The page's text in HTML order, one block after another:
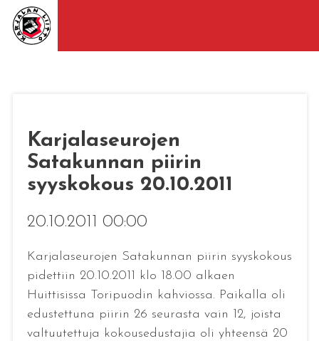
Karjalaseurojen
Satakunnan piirin
syyskokous 20.10.2011
20.10.2011 00:00
Karjalaseurojen Satakunnan piirin syyskokous
pidettiin 20.10.2011 klo 18.00 alkaen
Huittisissa Toripuodin kahviossa. Paikalla oli
edustettuna piirin 26 seurasta vain 12, joista
valtuutettuja kokousedustajia oli yhteensä 20